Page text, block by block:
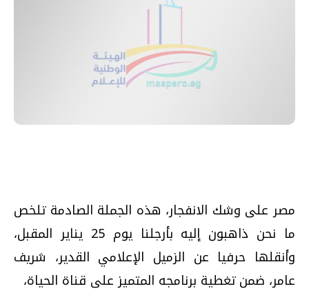
مصر على وشك الانفجار،‏ هذه الجملة الصادمة تلخص
ما نحن ذاهبون إليه بأرجلنا يوم ‏25‏ يناير المقبل،‏
وأنقلها حرفيا عن الزميل الإعلامي القدير،‏ شريف
عامر،‏ ضمن تغطية برنامجه المتميز على قناة الحياة،‏